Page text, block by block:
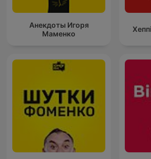
Анекдоты Игоря
Маменко